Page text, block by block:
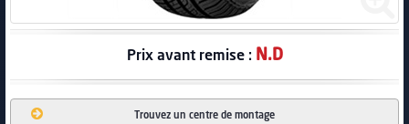
Prix avant remise : N.D
Trouvez un centre de montage